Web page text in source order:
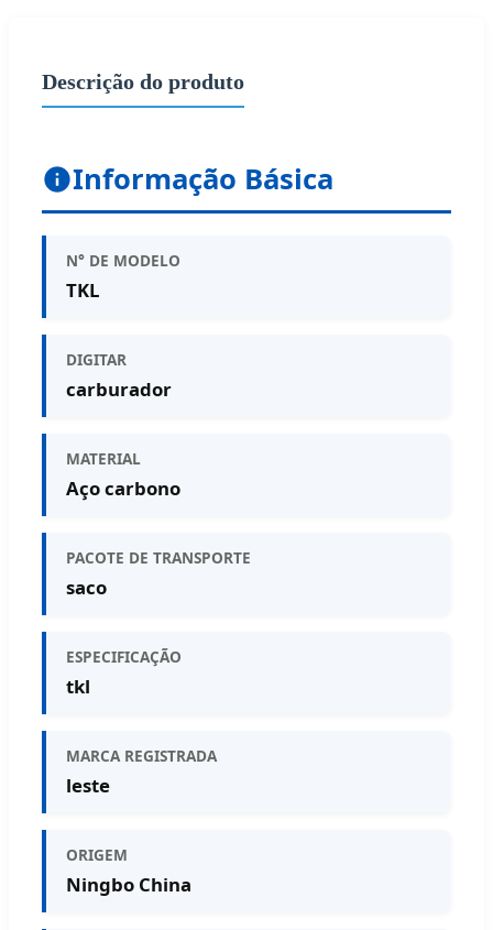
Descrição do produto
Informação Básica
N° DE MODELO
TKL
DIGITAR
carburador
MATERIAL
Aço carbono
PACOTE DE TRANSPORTE
saco
ESPECIFICAÇÃO
tkl
MARCA REGISTRADA
leste
ORIGEM
Ningbo China